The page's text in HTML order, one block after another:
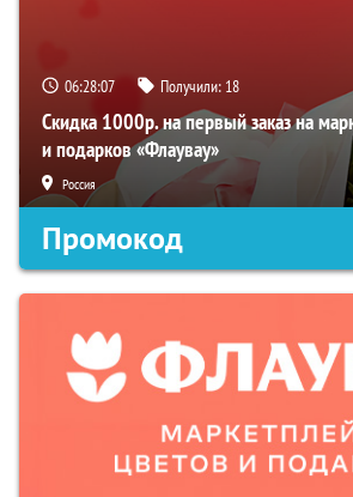
06:28:05 Получили: 18
Скидка 1000р. на первый заказ на
и подарков «Флаувау»
Россия
Промокод